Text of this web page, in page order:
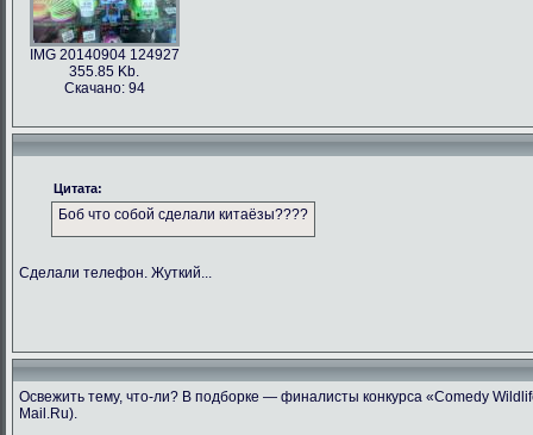
IMG 20140904 124927
355.85 Kb.
Скачано: 94
Цитата:
Боб что собой сделали китаёзы????
Сделали телефон. Жуткий...
Освежить тему, что-ли? В подборке — финалисты конкурса «Comedy
Mail.Ru).